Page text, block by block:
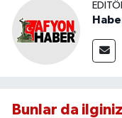
Bunlar da